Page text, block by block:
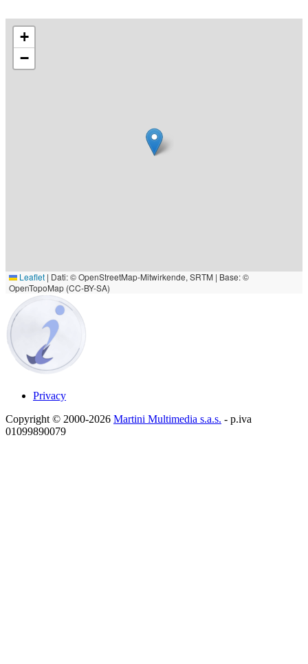
+
−
Leaflet | Dati: © OpenStreetMap-Mitwirkende, SRTM | Base: ©
OpenTopoMap (CC-BY-SA)
Privacy
Copyright © 2000-2026 Martini Multimedia s.a.s. - p.iva
01099890079